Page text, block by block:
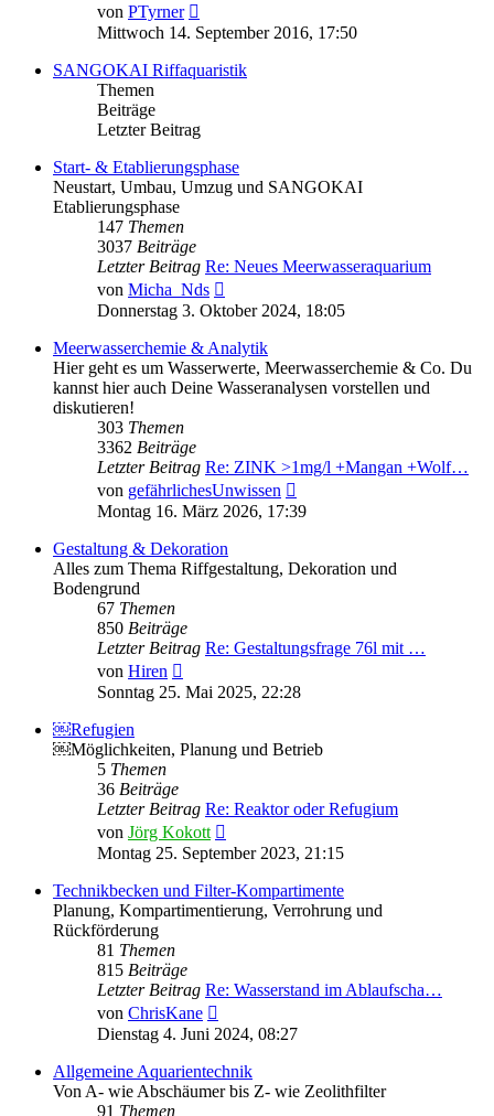
von PTyrner
Beitrag
Mittwoch 14. September 2016, 17:50
SANGOKAI Riffaquaristik
Themen
Beiträge
Letzter Beitrag
Start- & Etablierungsphase
Neustart, Umbau, Umzug und SANGOKAI
Etablierungsphase
147 Themen
3037 Beiträge
Letzter Beitrag Re: Neues Meerwasseraquarium
von Micha_Nds
Beitrag
Donnerstag 3. Oktober 2024, 18:05
Meerwasserchemie & Analytik
Hier geht es um Wasserwerte, Meerwasserchemie & Co. Du
kannst hier auch Deine Wasseranalysen vorstellen und
diskutieren!
303 Themen
3362 Beiträge
Letzter Beitrag Re: ZINK >1mg/l +Mangan +Wolf…
von gefährlichesUnwissen
Beitrag
Montag 16. März 2026, 17:39
Gestaltung & Dekoration
Alles zum Thema Riffgestaltung, Dekoration und
Bodengrund
67 Themen
850 Beiträge
Letzter Beitrag Re: Gestaltungsfrage 76l mit …
von Hiren
Beitrag
Sonntag 25. Mai 2025, 22:28
￼Refugien
￼Möglichkeiten, Planung und Betrieb
5 Themen
36 Beiträge
Letzter Beitrag Re: Reaktor oder Refugium
von Jörg Kokott
Beitrag
Montag 25. September 2023, 21:15
Technikbecken und Filter-Kompartimente
Planung, Kompartimentierung, Verrohrung und
Rückförderung
81 Themen
815 Beiträge
Letzter Beitrag Re: Wasserstand im Ablaufscha…
von ChrisKane
Beitrag
Dienstag 4. Juni 2024, 08:27
Allgemeine Aquarientechnik
Von A- wie Abschäumer bis Z- wie Zeolithfilter
91 Themen